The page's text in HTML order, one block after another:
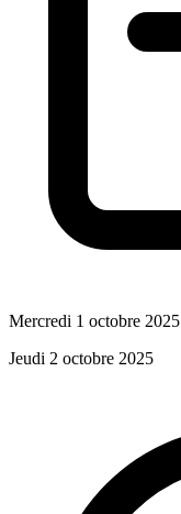
Mercredi 1 octobre 2025
Jeudi 2 octobre 2025